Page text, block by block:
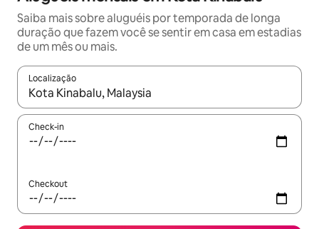
Saiba mais sobre aluguéis por temporada de longa
duração que fazem você se sentir em casa em estadias
de um mês ou mais.
Localização
Quando os resultados estiverem disponíveis, explore-os
Check-in
Checkout